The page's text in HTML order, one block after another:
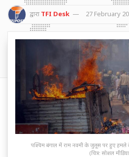
द्वारा TFI Desk 27 February
पश्चिम बंगाल में राम नवमी के जुलूस पर हुए हमले के
(चित्र: सोशल